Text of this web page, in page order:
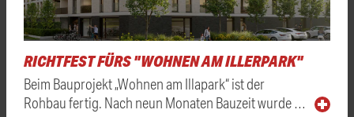
RICHTFEST FÜRS "WOHNEN AM ILLERPARK"
Beim Bauprojekt „Wohnen am Illapark“ ist der
Rohbau fertig. Nach neun Monaten Bauzeit wurde …